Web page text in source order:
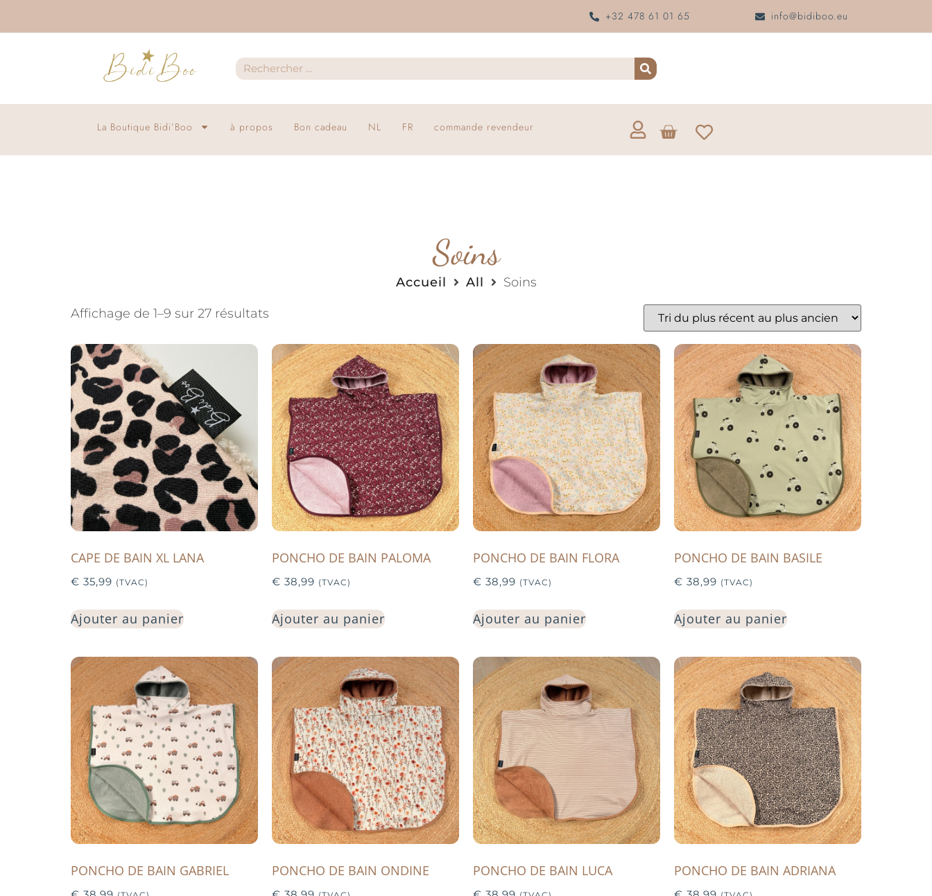
+32 478 61 01 65 info@bidiboo.eu
La Boutique Bidi’Boo à propos Bon cadeau NL FR commande revendeur
Soins
Accueil All Soins
Affichage de 1–9 sur 27 résultats
CAPE DE BAIN XL LANA
€ 35,99 (TVAC)
Ajouter au panier
PONCHO DE BAIN PALOMA
€ 38,99 (TVAC)
Ajouter au panier
PONCHO DE BAIN FLORA
€ 38,99 (TVAC)
Ajouter au panier
PONCHO DE BAIN BASILE
€ 38,99 (TVAC)
Ajouter au panier
PONCHO DE BAIN GABRIEL PONCHO DE BAIN ONDINE PONCHO DE BAIN LUCA PONCHO DE BAIN ADRIANA